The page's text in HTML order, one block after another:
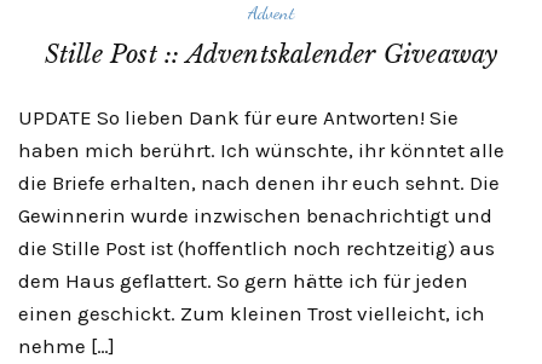
Advent
Stille Post :: Adventskalender Giveaway
UPDATE So lieben Dank für eure Antworten! Sie
haben mich berührt. Ich wünschte, ihr könntet alle
die Briefe erhalten, nach denen ihr euch sehnt. Die
Gewinnerin wurde inzwischen benachrichtigt und
die Stille Post ist (hoffentlich noch rechtzeitig) aus
dem Haus geflattert. So gern hätte ich für jeden
einen geschickt. Zum kleinen Trost vielleicht, ich
nehme […]